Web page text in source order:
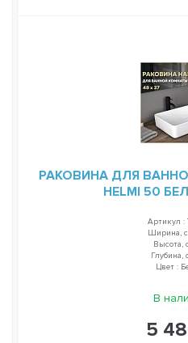
РАКОВИНА ДЛЯ
HELMI 50
Артикул :
Ширина,
Высота,
Глубина,
Цвет :
В
5